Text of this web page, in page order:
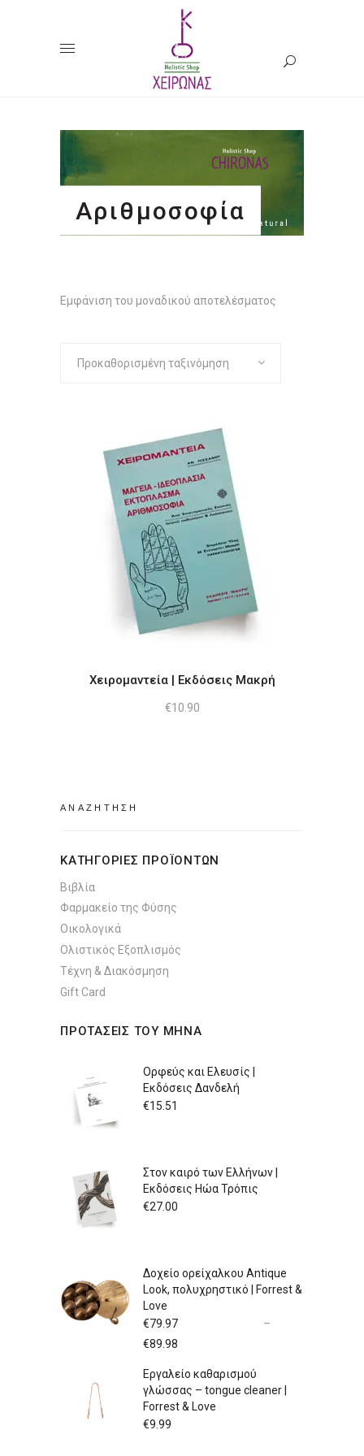
Αριθμοσοφία
Εμφάνιση του μοναδικού αποτελέσματος
Προκαθορισμένη ταξινόμηση
Χειρομαντεία | Εκδόσεις Μακρή
€10.90
ΚΑΤΗΓΟΡΙΕΣ ΠΡΟΪΟΝΤΩΝ
Βιβλία
Φαρμακείο της Φύσης
Οικολογικά
Ολιστικός Εξοπλισμός
Τέχνη & Διακόσμηση
Gift Card
ΠΡΟΤΑΣΕΙΣ ΤΟΥ ΜΗΝΑ
Ορφεύς και Ελευσίς |
Εκδόσεις Δανδελή
€15.51
Στον καιρό των Ελλήνων |
Εκδόσεις Ηώα Τρόπις
€27.00
Δοχείο ορείχαλκου Antique
Look, πολυχρηστικό | Forrest &
Love
€79.97
–
€89.98
through
Εργαλείο καθαρισμού
γλώσσας – tongue cleaner |
Forrest & Love
€9.99